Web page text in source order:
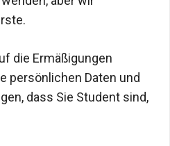
die Ermäßigungen
persönlichen Daten und
dass Sie Student sind,